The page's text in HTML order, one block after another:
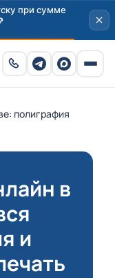
при сумме
полиграфия
в
и